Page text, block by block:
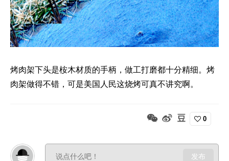
烤肉架下头是桉木材质的手柄，做工打磨都十分精细。烤
肉架做得不错，可是美国人民这烧烤可真不讲究啊。
0
发布